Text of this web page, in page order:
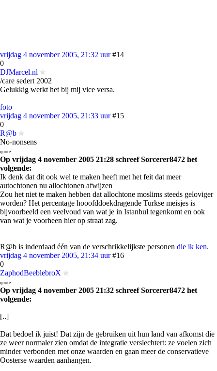
vrijdag 4 november 2005, 21:32 uur #14
0
DJMarcel.nl
/care sedert 2002
Gelukkig werkt het bij mij vice versa.
foto
vrijdag 4 november 2005, 21:33 uur #15
0
R@b
No-nonsens
quote:
Op vrijdag 4 november 2005 21:28 schreef Sorcerer8472 het
volgende:
Ik denk dat dit ook wel te maken heeft met het feit dat meer
autochtonen nu allochtonen afwijzen
Zou het niet te maken hebben dat allochtone moslims steeds geloviger
worden? Het percentage hooofddoekdragende Turkse meisjes is
bijvoorbeeld een veelvoud van wat je in Istanbul tegenkomt en ook
van wat je voorheen hier op straat zag.
R@b is inderdaad één van de verschrikkelijkste personen die ik ken.
vrijdag 4 november 2005, 21:34 uur #16
0
ZaphodBeeblebroX
quote:
Op vrijdag 4 november 2005 21:32 schreef Sorcerer8472 het
volgende:
[..]
Dat bedoel ik juist! Dat zijn de gebruiken uit hun land van afkomst die
ze weer normaler zien omdat de integratie verslechtert: ze voelen zich
minder verbonden met onze waarden en gaan meer de conservatieve
Oosterse waarden aanhangen.